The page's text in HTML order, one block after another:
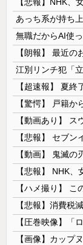
無職だからAI使
【動画】 鬼滅
【画像】カップ